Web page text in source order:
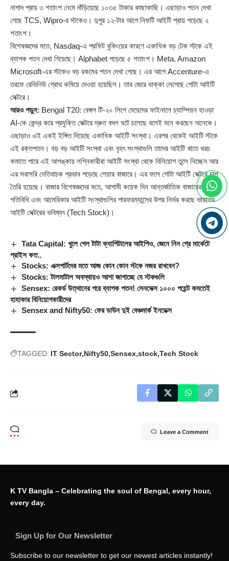
নাগাদ প্রায় ৩ শতাংশ নেমে দাঁড়িয়েছে ১০৩৫ টাকার কাছাকাছি। এছাড়াও পতন দেখা
গেছে TCS, Wipro-র স্টকেও। দুপুর ১২-টার আগে নিফটি আইটি প্রায় পড়েছে ২
শতাংশ।
বিশেষজ্ঞদের মতে, Nasdaq-এ প্রফিট বুকিংয়ের কারণে একাধিক বড় টেক স্টকে এই
ব্যাপক পতন দেখা গিয়েছে। Alphabet পড়েছে ৫ শতাংশ। Meta, Amazon
Microsoft-এর স্টকেও বড় রকমের পতন দেখা গেছে। এর আগে Accenture-এ
তরফে রেভিনিউ গ্রোথ কমিয়ে দেওয়া হয়েছিল। তার জেরে ধাক্কা লেগেছে গোটা আইটি
সেক্টরে।
আরও পড়ুন: Bengal T20: বেঙ্গল টি-২০ লিগে মেয়েদের ফাইনালে চ্যাম্পিয়ন হাওড়া
AI-কে কেন্দ্র করে প্রযুক্তি সেক্টরে দ্রুত বদল ঘটে চলেছে বলেই মনে করছেন অনেকে।
এছাড়াও এই একই ইঙ্গিত দিয়েছে একাধিক আইটি সংস্থা। এরপর থেকেই আইটি স্টকে
এই রক্তপতন। বড় বড় আইটি সংস্থা এবং বৃহৎ সংস্থাগুলি তাদের আইটি খাতে খরচ
কমাতে পারে এই আশঙ্কায় লগ্নিকারীরা আইটি সংস্থা থেকে বিনিয়োগ তুলে নিচ্ছেন আর
এর সরাসরি নেতিবাচক প্রভাব পড়েছে শেয়ার বাজারে। এর ফলে গোটা আইটি সেক্টরে চাপ
তৈরি হয়েছে। বাজার বিশেষজ্ঞদের মতে, আগামী কয়েক দিন আন্তর্জাতিক বাজারের
গতিবিধি এবং আমেরিকার আইটি সংস্থাগুলির পারফরম্যান্সের উপর নির্ভর করছে ভারতের
আইটি সেক্টরের ভবিষ্যৎ (Tech Stock)।
Tata Capital: খুলে গেল টাটা ক্যাপিটালের আইপিও, জেনে নিন গ্রে মার্কেটে
প্রাইস কত..
Stocks: এক্সপার্টদের মতে আজ কোন কোন স্টকে নজর রাখবেন?
Stocks: টালমাটাল অবস্থায়ও আশা জাগাচ্ছে যে স্টকগুলি
Sensex: রেকর্ড উত্থানের পরে ব্যাপক পতন! সেনসেক্স ১০০০ পয়েন্ট কমতেই
হাহাকার বিনিয়োগকারীদের
Sensex and Nifty50: ফের ডাউন দুই বেঞ্চমার্ক ইনডেক্স
TAGGED: IT Sector Nifty50 Sensex stock Tech Stock
Leave a Comment
K TV Bangla – Celebrating the soul of Bengal, every hour,
every day.
Sign Up for Our Newsletter
Subscribe to our newsletter to get our newest articles instantly!